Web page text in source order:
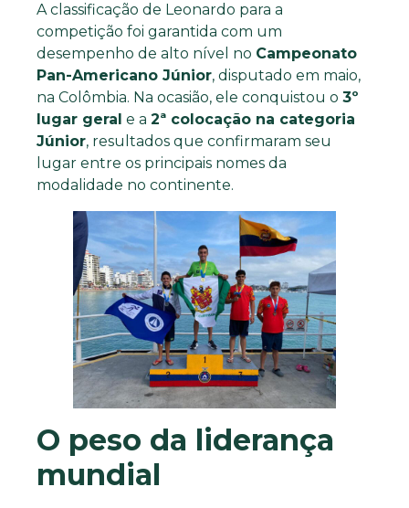
A classificação de Leonardo para a
competição foi garantida com um
desempenho de alto nível no Campeonato
Pan-Americano Júnior, disputado em maio,
na Colômbia. Na ocasião, ele conquistou o 3º
lugar geral e a 2ª colocação na categoria
Júnior, resultados que confirmaram seu
lugar entre os principais nomes da
modalidade no continente.
O peso da liderança
mundial